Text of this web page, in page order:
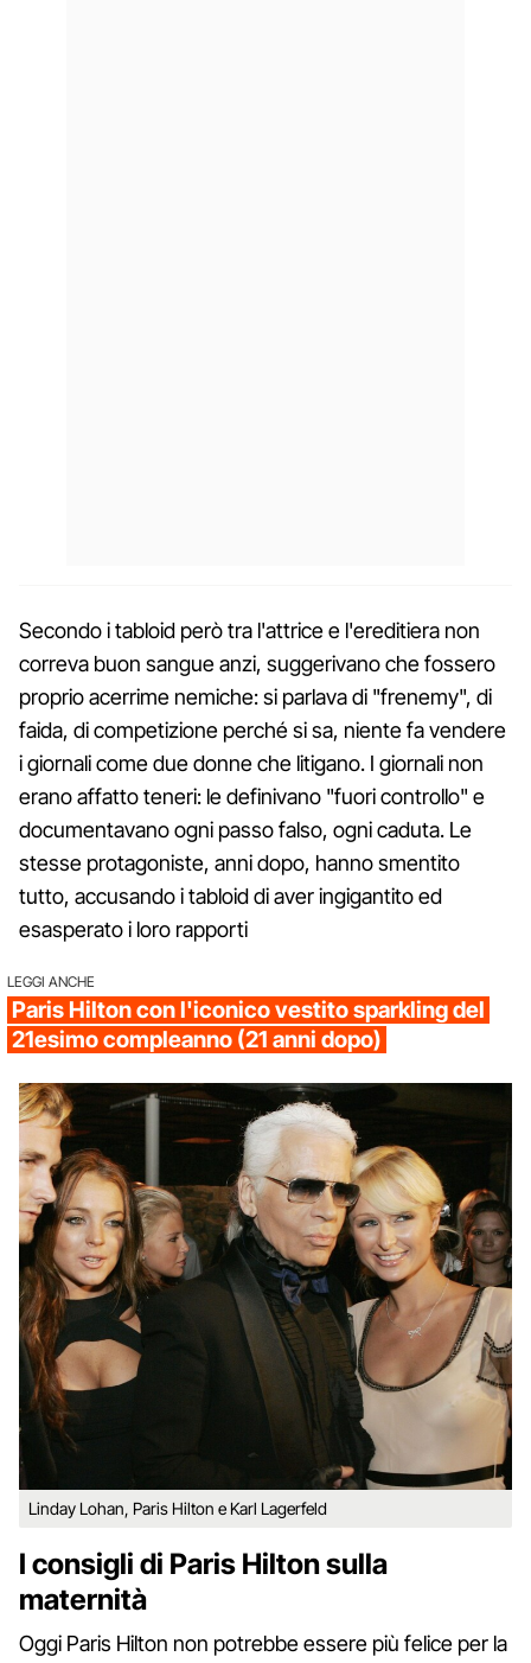
Secondo i tabloid però tra l'attrice e l'ereditiera non
correva buon sangue anzi, suggerivano che fossero
proprio acerrime nemiche: si parlava di "frenemy", di
faida, di competizione perché si sa, niente fa vendere
i giornali come due donne che litigano. I giornali non
erano affatto teneri: le definivano "fuori controllo" e
documentavano ogni passo falso, ogni caduta. Le
stesse protagoniste, anni dopo, hanno smentito
tutto, accusando i tabloid di aver ingigantito ed
esasperato i loro rapporti
LEGGI ANCHE
Paris Hilton con l'iconico vestito sparkling del
21esimo compleanno (21 anni dopo)
Linday Lohan, Paris Hilton e Karl Lagerfeld
I consigli di Paris Hilton sulla
maternità
Oggi Paris Hilton non potrebbe essere più felice per la